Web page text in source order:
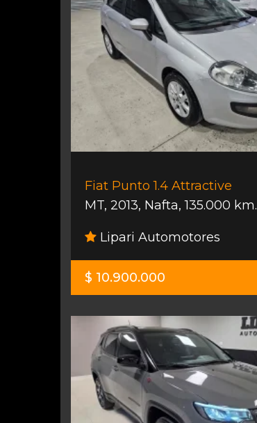
Fiat Punto 1.4 Attractive
MT, 2013, Nafta,135.000 km.
Lipari Automotores
$ 10.900.000